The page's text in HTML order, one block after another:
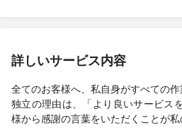
詳しいサービス内容
全てのお客様へ、私自身がすべての作
独立の理由は、「より良いサービス
様から感謝の言葉をいただくことが私